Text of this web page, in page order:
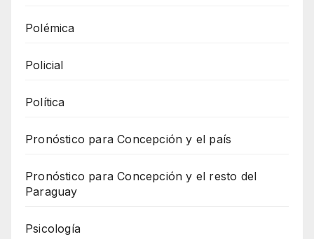
Polémica
Policial
Política
Pronóstico para Concepción y el país
Pronóstico para Concepción y el resto del
Paraguay
Psicología